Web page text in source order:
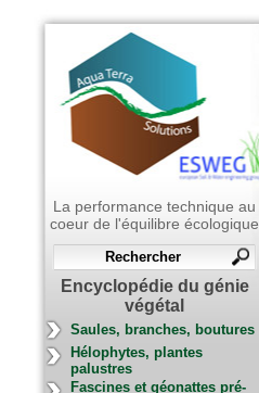
La performance technique au
coeur de l'équilibre écologique
Encyclopédie du génie
végétal
Saules, branches, boutures
Hélophytes, plantes
palustres
Fascines et géonattes pré-